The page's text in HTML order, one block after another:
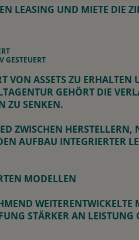
LEASING UND MIETE DIE
GESTEUERT
VON ASSETS ZU
GEHÖRT DIE
ZU SENKEN.
ZWISCHEN HERSTELLERN,
AUFBAU INTEGRIERTER
MODELLEN
STÄRKER AN LEISTUNG